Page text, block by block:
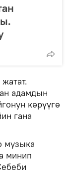
адамдын
көрүүгө
гана
музыка
минип